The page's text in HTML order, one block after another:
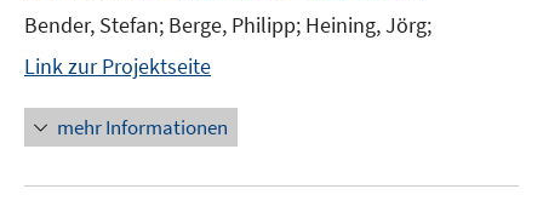
Bender, Stefan; Berge, Philipp; Heining, Jörg;
Link zur Projektseite
mehr Informationen